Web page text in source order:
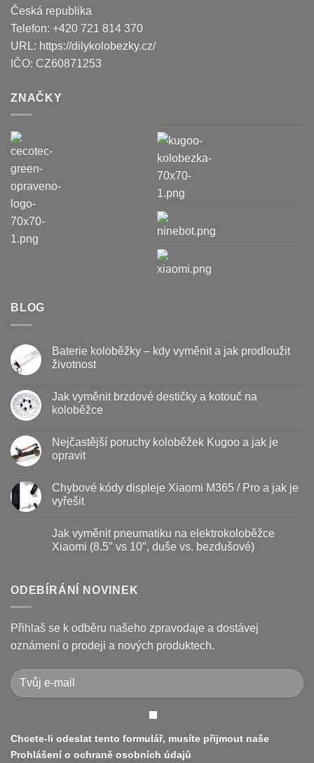
Česká republika
Telefon: +420 721 814 370
URL: https://dilykolobezky.cz/
IČO: CZ60871253
ZNAČKY
BLOG
Baterie koloběžky – kdy vyměnit a jak prodloužit
životnost
textu
s
koloběžky
kdy
jak
prodloužit
životnost
Jak vyměnit brzdové destičky a kotouč na
koloběžce
u
textu
s
vyměnit
brzdové
destičky
na
koloběžce
Nejčastější poruchy koloběžek Kugoo a jak je
opravit
u
textu
s
poruchy
koloběžek
Kugoo
opravit
Chybové kódy displeje Xiaomi M365 / Pro a jak je
vyřešit
textu
s
displeje
Xiaomi
Pro
a
jak
je
Jak vyměnit pneumatiku na elektrokoloběžce
Xiaomi (8.5″ vs 10″, duše vs. bezdušové)
textu
s
vyměnit
pneumatiku
na
elektrokoloběžce
(8.5″
vs
10″,
duše
ODEBÍRÁNÍ NOVINEK
Přihlaš se k odběru našeho zpravodaje a dostávej
oznámení o prodeji a nových produktech.
Chcete-li odeslat tento formulář, musíte přijmout naše
Prohlášení o ochraně osobních údajů